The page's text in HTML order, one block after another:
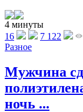
4 минуты
16
7 122
Разное
Мужчина
ночь ...